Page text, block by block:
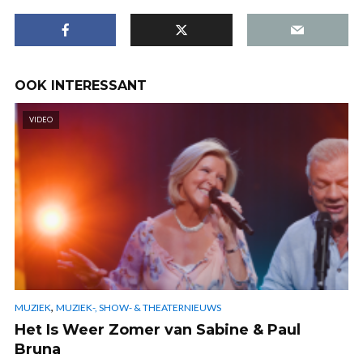
OOK INTERESSANT
VIDEO
MUZIEK, MUZIEK-, SHOW- & THEATERNIEUWS
Het Is Weer Zomer van Sabine & Paul
Bruna